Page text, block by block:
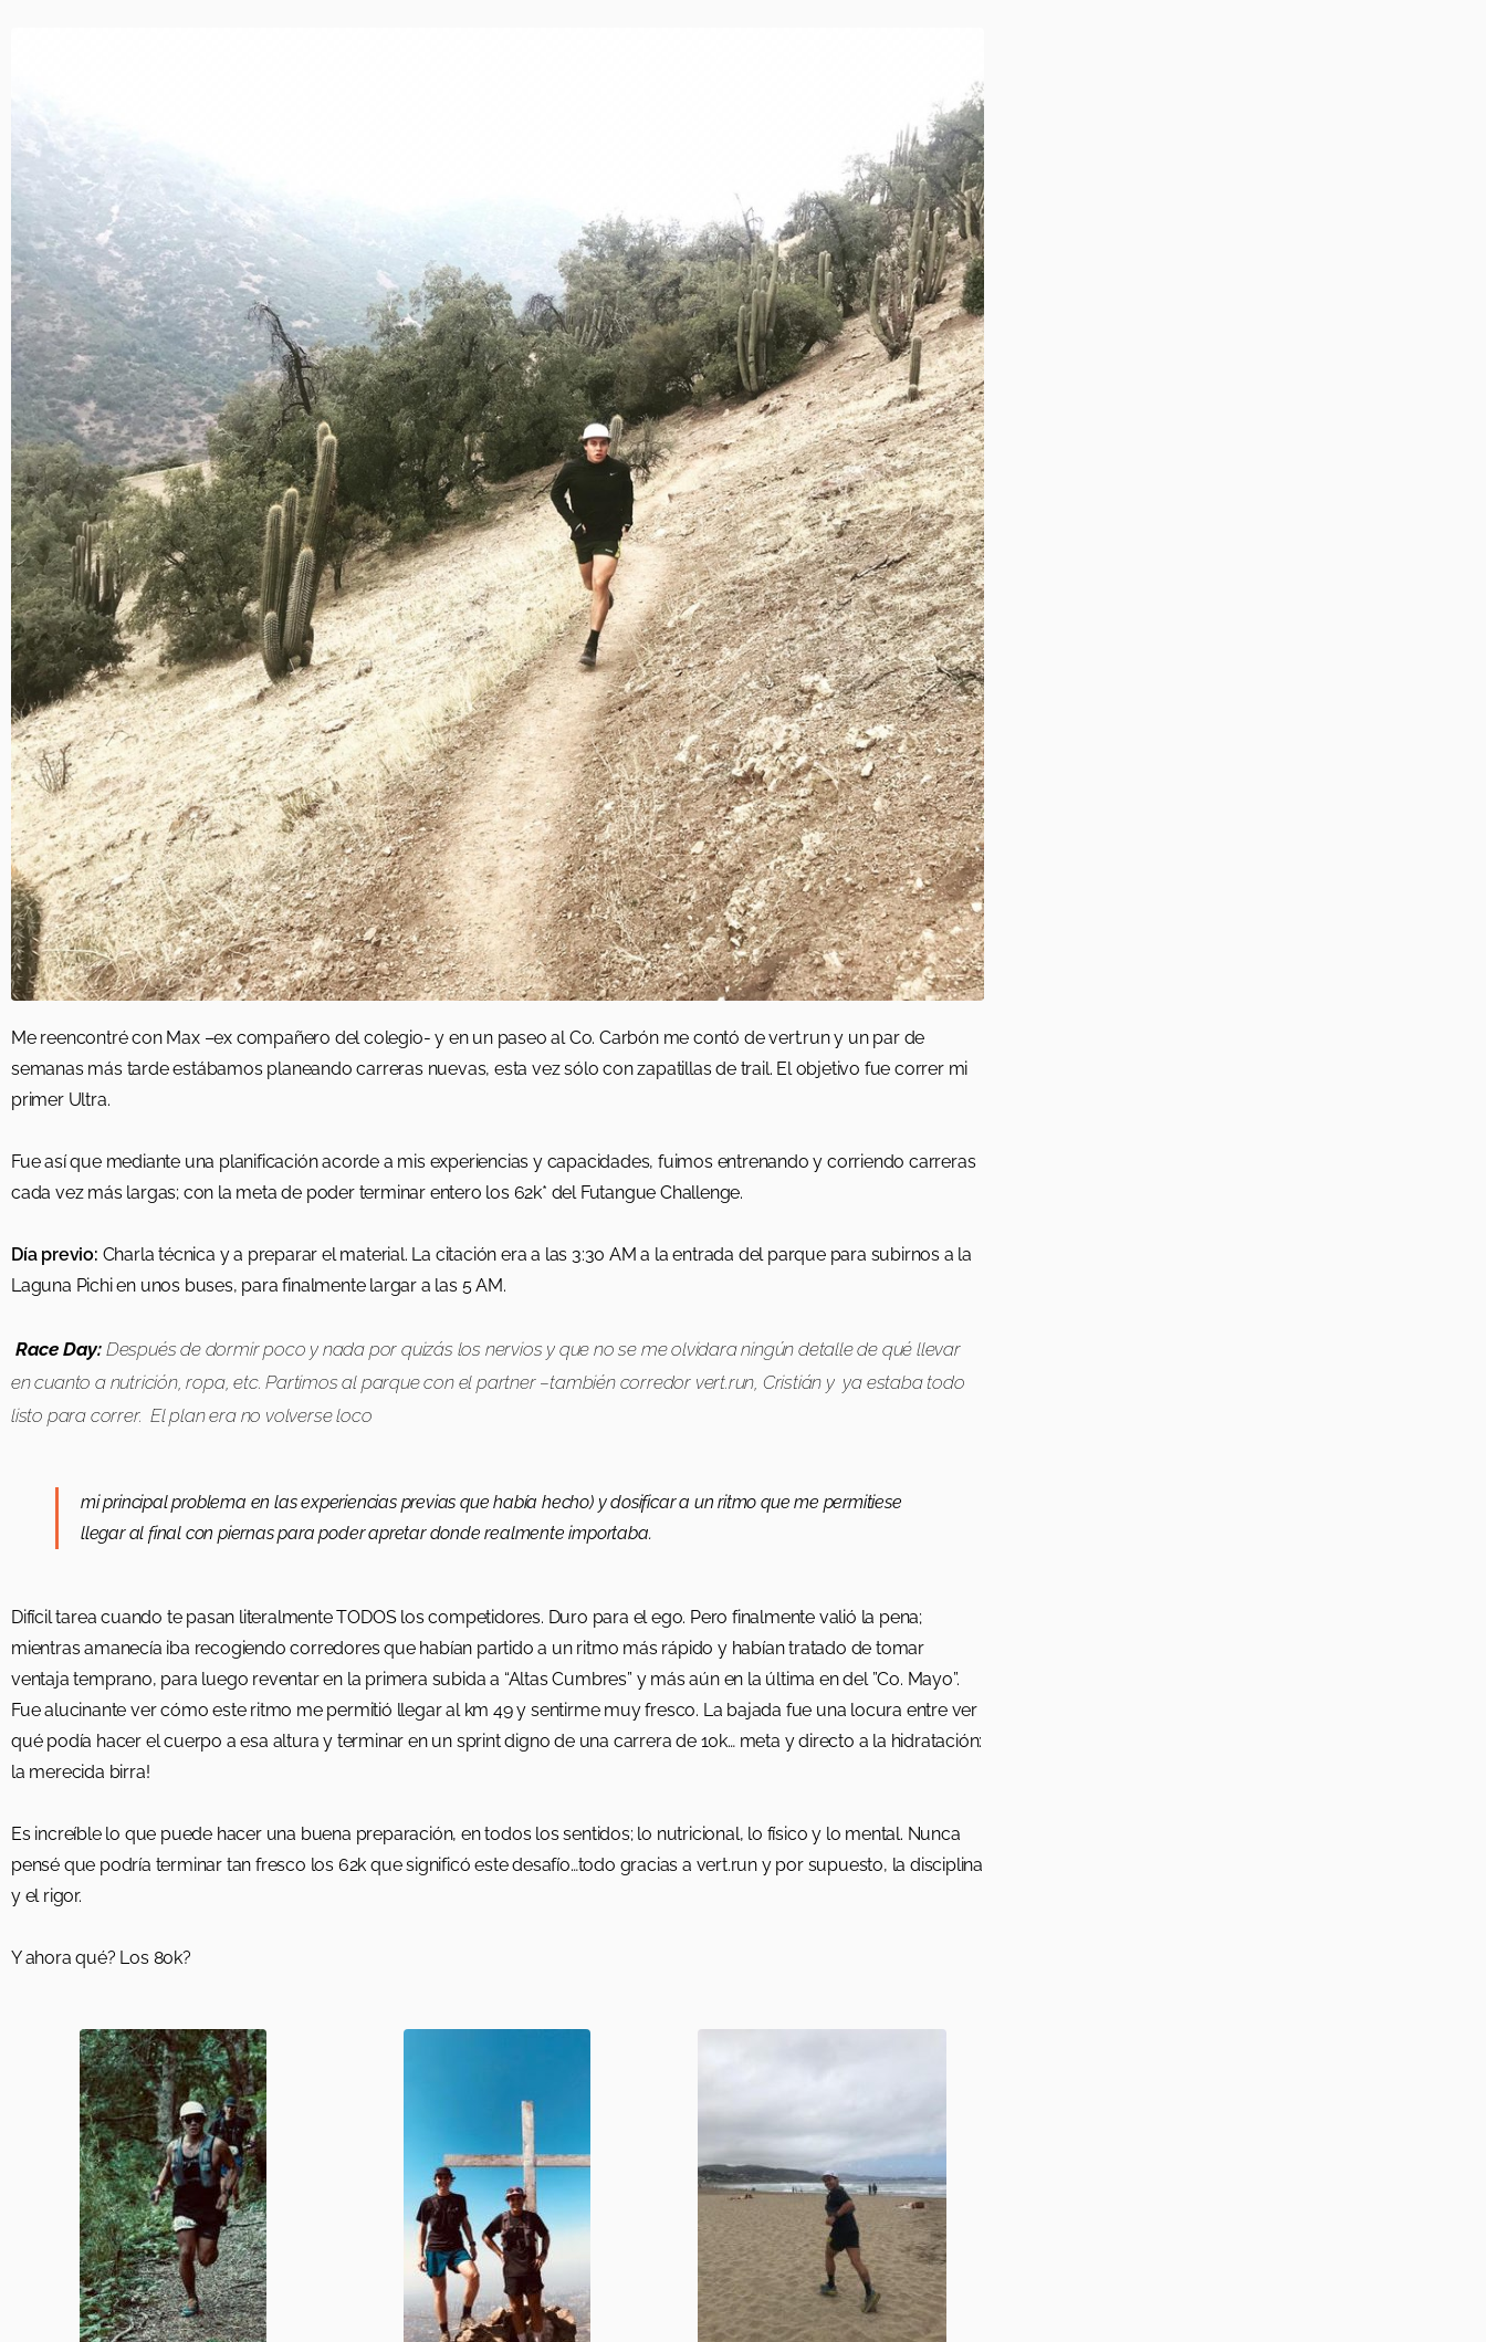
Me reencontré con Max –ex compañero del colegio- y en un paseo al Co. Carbón me contó de vert.run y un par de
semanas más tarde estábamos planeando carreras nuevas, esta vez sólo con zapatillas de trail. El objetivo fue correr mi
primer Ultra.
Fue así que mediante una planificación acorde a mis experiencias y capacidades, fuimos entrenando y corriendo carreras
cada vez más largas; con la meta de poder terminar entero los 62k* del Futangue Challenge.
Día previo: Charla técnica y a preparar el material. La citación era a las 3:30 AM a la entrada del parque para subirnos a la
Laguna Pichi en unos buses, para finalmente largar a las 5 AM.
Race Day: Después de dormir poco y nada por quizás los nervios y que no se me olvidara ningún detalle de qué llevar
en cuanto a nutrición, ropa, etc. Partimos al parque con el partner –también corredor vert.run, Cristián y ya estaba todo
listo para correr. El plan era no volverse loco
mi principal problema en las experiencias previas que había hecho) y dosificar a un ritmo que me permitiese
llegar al final con piernas para poder apretar donde realmente importaba.
Difícil tarea cuando te pasan literalmente TODOS los competidores. Duro para el ego. Pero finalmente valió la pena;
mientras amanecía iba recogiendo corredores que habían partido a un ritmo más rápido y habían tratado de tomar
ventaja temprano, para luego reventar en la primera subida a “Altas Cumbres” y más aún en la última en del ”Co. Mayo”.
Fue alucinante ver cómo este ritmo me permitió llegar al km 49 y sentirme muy fresco. La bajada fue una locura entre ver
qué podía hacer el cuerpo a esa altura y terminar en un sprint digno de una carrera de 10k… meta y directo a la hidratación:
la merecida birra!
Es increíble lo que puede hacer una buena preparación, en todos los sentidos; lo nutricional, lo físico y lo mental. Nunca
pensé que podría terminar tan fresco los 62k que significó este desafío…todo gracias a vert.run y por supuesto, la disciplina
y el rigor.
Y ahora qué? Los 80k?